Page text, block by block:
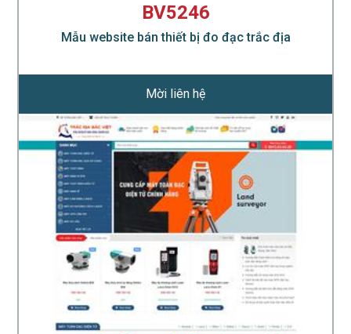
BV5246
Mẫu website bán thiết bị đo đạc trắc địa
Mời liên hệ